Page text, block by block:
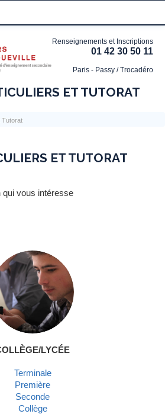
Renseignements et Inscriptions
01 42 30 50 11
Paris - Passy / Trocadéro
ET TUTORAT
Tutorat
ET TUTORAT
qui vous intéresse
LYCÉE
Terminale
Première
Seconde
Collège